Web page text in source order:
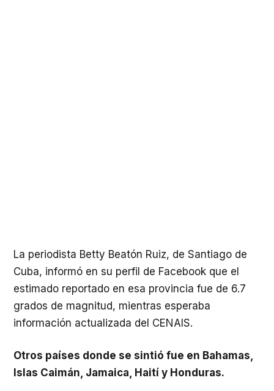
La periodista Betty Beatón Ruiz, de Santiago de
Cuba, informó en su perfil de Facebook que el
estimado reportado en esa provincia fue de 6.7
grados de magnitud, mientras esperaba
información actualizada del CENAIS.
Otros países donde se sintió fue en Bahamas,
Islas Caimán, Jamaica, Haití y Honduras.